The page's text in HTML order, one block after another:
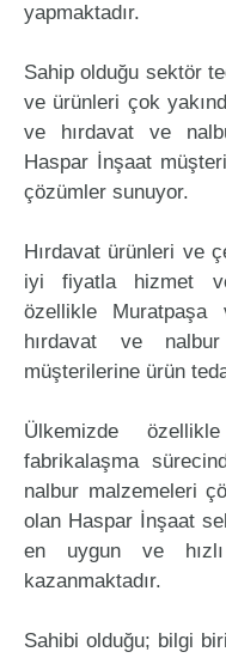
yapmaktadır.
Sahip olduğu sektör
ve ürünleri çok
ve hırdavat ve
Haspar İnşaat
çözümler sunuyor.
Hırdavat ürünleri ve
iyi fiyatla hizmet
özellikle Muratpaşa
hırdavat ve
müşterilerine ürün
Ülkemizde
fabrikalaşma
nalbur malzemeleri
olan Haspar İnşaat
en uygun ve
kazanmaktadır.
Sahibi olduğu; bilgi